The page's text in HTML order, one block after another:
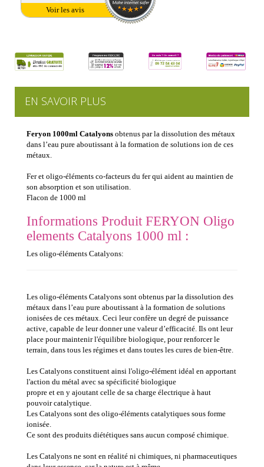
Voir les avis
EN SAVOIR PLUS
Feryon 1000ml Catalyons obtenus par la dissolution des métaux
dans l’eau pure aboutissant à la formation de solutions ion de ces
métaux.
Fer et oligo-éléments co-facteurs du fer qui aident au maintien de
son absorption et son utilisation.
Flacon de 1000 ml
Informations Produit FERYON Oligo
elements Catalyons 1000 ml :
Les oligo-éléments Catalyons:
Les oligo-éléments Catalyons sont obtenus par la dissolution des
métaux dans l’eau pure aboutissant à la formation de solutions
ionisées de ces métaux. Ceci leur confère un degré de puissance
active, capable de leur donner une valeur d’efficacité. Ils ont leur
place pour maintenir l'équilibre biologique, pour renforcer le
terrain, dans tous les régimes et dans toutes les cures de bien-être.
Les Catalyons constituent ainsi l'oligo-élément idéal en apportant
l'action du métal avec sa spécificité biologique
propre et en y ajoutant celle de sa charge électrique à haut
pouvoir catalytique.
Les Catalyons sont des oligo-éléments catalytiques sous forme
ionisée.
Ce sont des produits diététiques sans aucun composé chimique.
Les Catalyons ne sont en réalité ni chimiques, ni pharmaceutiques